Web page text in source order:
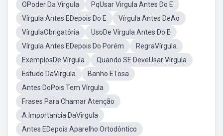
OPoder Da Virgula
PqUsar Virgula Antes Do E
Vírgula Antes EDepois Do E
Vírgula Antes DeAo
VírgulaObrigatória
UsoDe Vírgula Antes Do E
Vírgula Antes EDepois Do Porém
RegraVírgula
ExemplosDe Vírgula
Quando SE DeveUsar Vírgula
Estudo DaVírgula
Banho ETosa
Antes DoPois Tem Vírgula
Frases Para Chamar Atenção
A Importancia DaVirgula
Antes EDepois Aparelho Ortodôntico